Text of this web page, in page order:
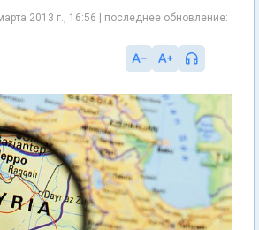
2013 г., 16:56 | последнее обновление: